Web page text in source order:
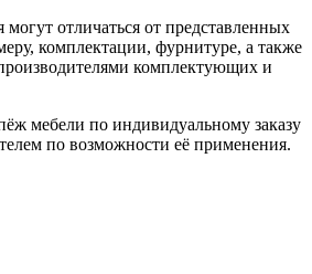
отличаться от представленных
комплектации, фурнитуре, а также
комплектующих и
мебели по индивидуальному заказу
по возможности её применения.